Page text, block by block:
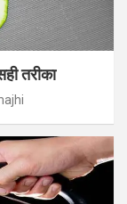
तरीका